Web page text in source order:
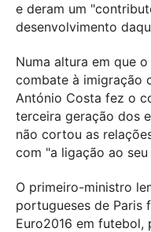
e deram um
desenvolvimento
Numa altura em que
combate à imigração
António Costa fez o
terceira geração dos
não cortou as
com "a ligação ao seu
O primeiro-ministro
portugueses de Paris
Euro2016 em futebol,